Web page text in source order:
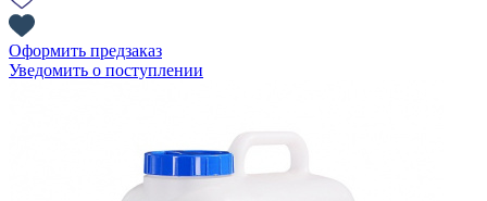
Оформить предзаказ
Уведомить о поступлении